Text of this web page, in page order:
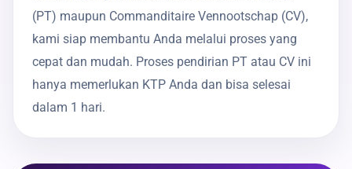
(PT) maupun Commanditaire Vennootschap (CV),
kami siap membantu Anda melalui proses yang
cepat dan mudah. Proses pendirian PT atau CV ini
hanya memerlukan KTP Anda dan bisa selesai
dalam 1 hari.